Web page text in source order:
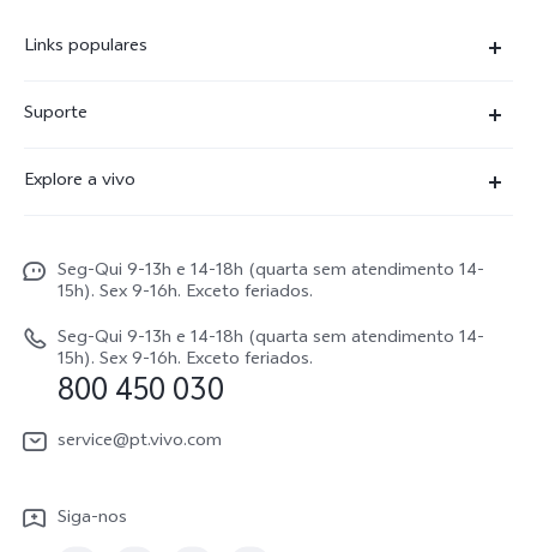
Links populares
X300Pro
V70
V70 FE
Watch GT 2
Suporte
Atualização do sistema
Manual do utilizador
Atualizar registo
Política de garantia
Explore a vivo
Carreiras ao vivo
Avisos legais
Sobre nós
Seg-Qui 9-13h e 14-18h (quarta sem atendimento 14-
15h). Sex 9-16h. Exceto feriados.
Seg-Qui 9-13h e 14-18h (quarta sem atendimento 14-
15h). Sex 9-16h. Exceto feriados.
800 450 030
service@pt.vivo.com
Siga-nos